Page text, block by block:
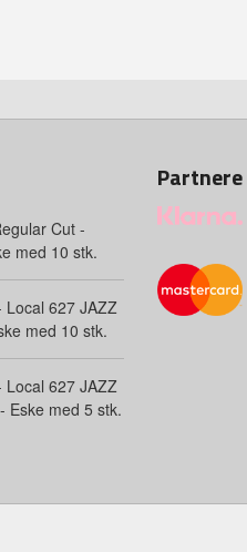
Cut -
med 10 stk.
Local 627 JAZZ
med 10 stk.
Local 627 JAZZ
Eske med 5 stk.
Partnere